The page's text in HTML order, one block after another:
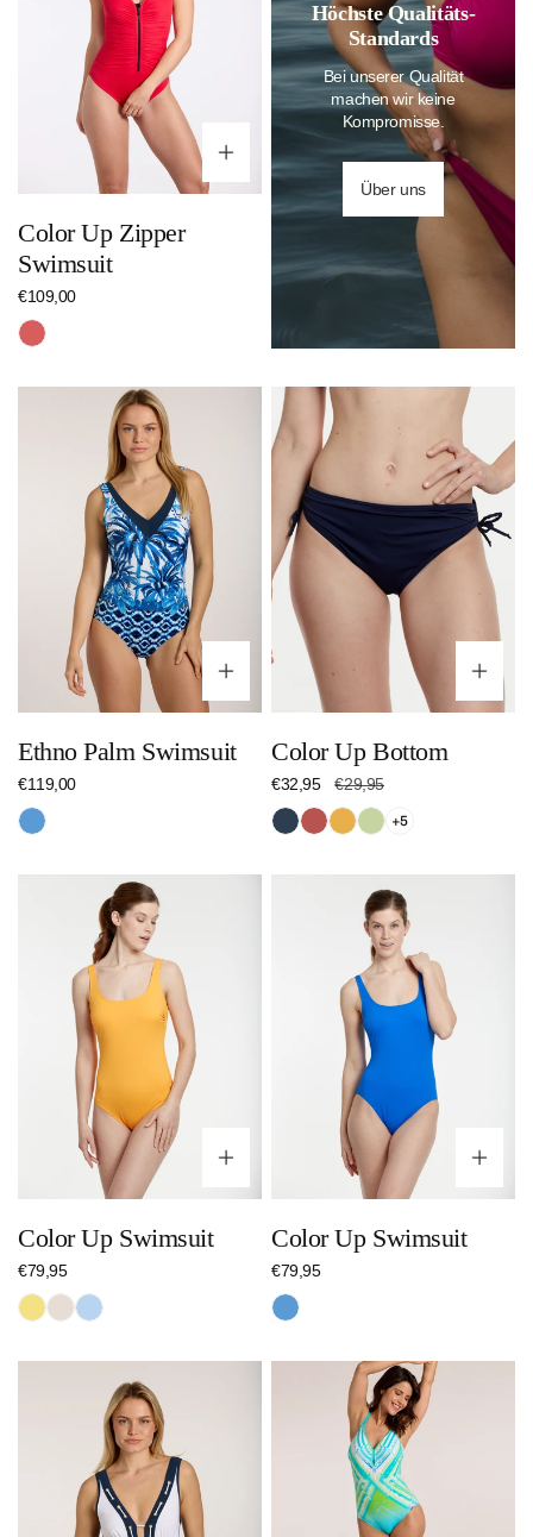
Optionen wählen
Color Up Zipper
Swimsuit
Regulärer
Preis
€109,00
Rot
Höchste Qualitäts-
Standards
Bei unserer Qualität
machen wir keine
Kompromisse.
Über uns
Optionen wählen
Ethno Palm Swimsuit
Regulärer
Preis
€119,00
Blau
Color
Up
Bottom
Color Up Bottom
Verkaufspreis
€32,95
Regulärer
Preis
€29,95
Nachtblau
Dunkelrot
OrangeHellgrün
+5
Optionen wählen
Color Up Swimsuit
Regulärer
Preis
€79,95
GelbBeigeHellblau
Color Up Swimsuit
Regulärer
Preis
€79,95
Blau